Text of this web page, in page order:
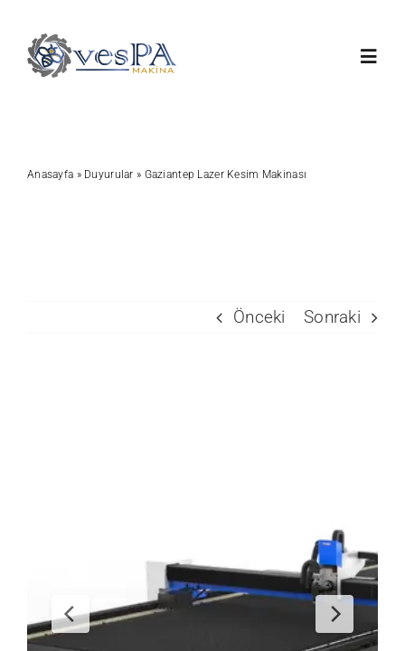
content
Anasayfa » Duyurular » Gaziantep Lazer Kesim Makinası
Önceki Sonraki